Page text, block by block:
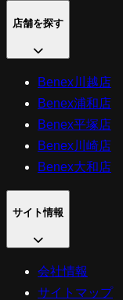
店舗を探す
Benex川越店
Benex浦和店
Benex平塚店
Benex川崎店
Benex大和店
サイト情報
会社情報
サイトマップ